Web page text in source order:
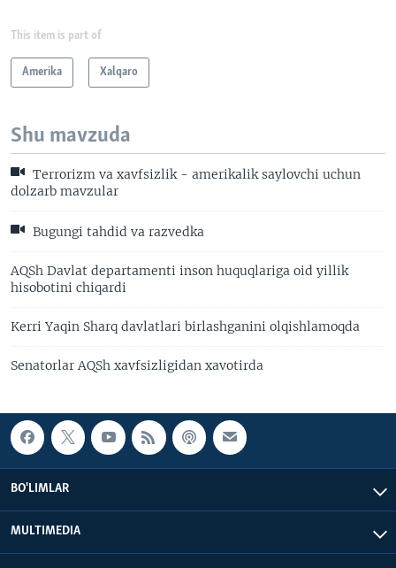
This item is part of
Amerika Xalqaro
Shu mavzuda
Terrorizm va xavfsizlik - amerikalik saylovchi uchun
dolzarb mavzular
Bugungi tahdid va razvedka
AQSh Davlat departamenti inson huquqlariga oid yillik
hisobotini chiqardi
Kerri Yaqin Sharq davlatlari birlashganini olqishlamoqda
Senatorlar AQSh xavfsizligidan xavotirda
BO'LIMLAR
MULTIMEDIA